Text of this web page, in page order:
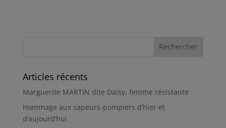
Articles récents
Marguerite MARTIN dite Daisy, femme résistante
Hommage aux sapeurs-pompiers d’hier et
d’aujourd’hui